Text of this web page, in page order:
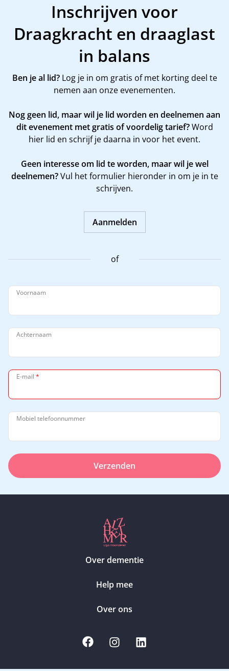
Inschrijven voor
Draagkracht en draaglast
in balans
Ben je al lid?Log je in om gratis of met korting deel te
nemen aan onze evenementen.
Nog geen lid, maar wil je lid worden en deelnemen aan
dit evenement met gratis of voordelig tarief?Word
hier lid en schrijf je daarna in voor het event.
Geen interesse om lid te worden, maar wil je wel
deelnemen?Vul het formulier hieronder in om je in te
schrijven.
Aanmelden
of
Voornaam
Achternaam
E-mail *
Mobiel telefoonnummer
Verzenden
Over dementie
Help mee
Over ons